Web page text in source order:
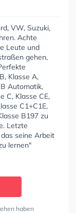
VW, Suzuki,
Achte
Leute und
gehen,
Klasse A,
Automatik,
C, Klasse CE,
C1+C1E,
B197 zu
Letzte
seine Arbeit
lernen"
haben